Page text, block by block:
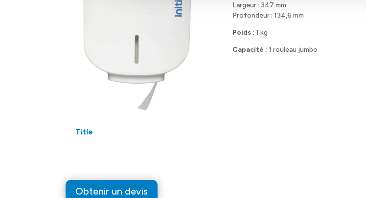
Title
Largeur : 347 mm
Profondeur : 134,6 mm
Poids : 1 kg
Capacité : 1 rouleau jumbo
Obtenir un devis